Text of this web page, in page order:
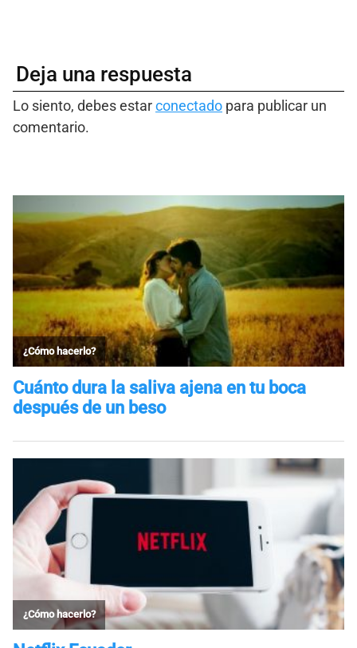
Deja una respuesta
Lo siento, debes estarconectado para publicar un
comentario.